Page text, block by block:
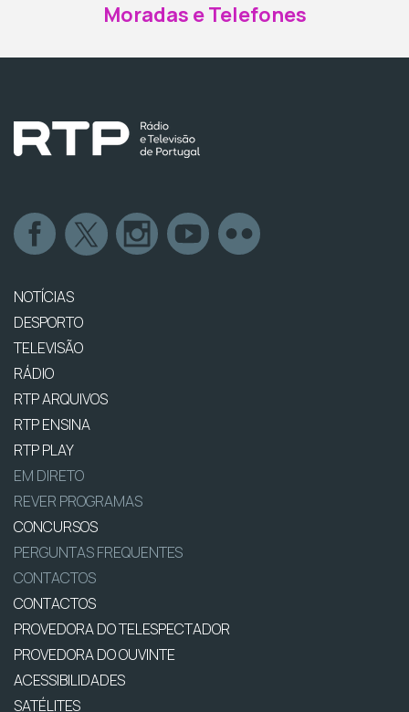
Moradas e Telefones
NOTÍCIAS
DESPORTO
TELEVISÃO
RÁDIO
RTP ARQUIVOS
RTP ENSINA
RTP PLAY
EM DIRETO
REVER PROGRAMAS
CONCURSOS
PERGUNTAS FREQUENTES
CONTACTOS
CONTACTOS
PROVEDORA DO TELESPECTADOR
PROVEDORA DO OUVINTE
ACESSIBILIDADES
SATÉLITES